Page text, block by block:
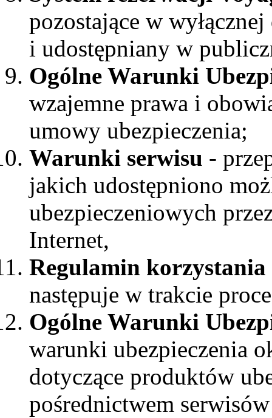
pozostające w
i udostępniany w
Ogólne Warunki
wzajemne prawa i
umowy ubezpieczenia;
Warunki serwisu -
jakich udostępniono
ubezpieczeniowych
Internet,
Regulamin korzystania
następuje w trakcie
Ogólne Warunki
warunki ubezpieczenia
dotyczące produktów
pośrednictwem